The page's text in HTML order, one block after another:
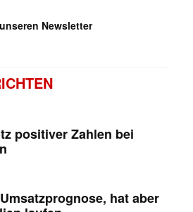
Newsletter
positiver Zahlen bei
hat aber